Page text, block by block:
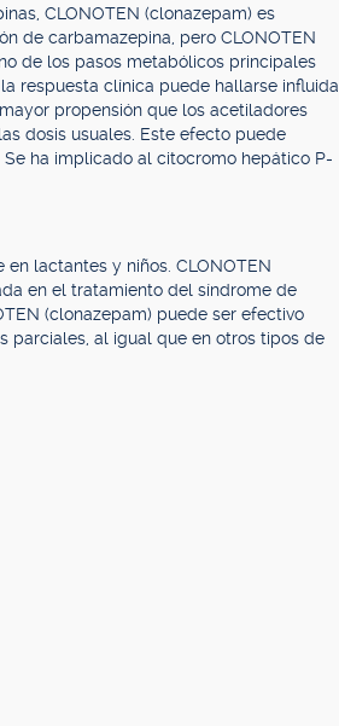
CLONOTEN (clonazepam) es
de carbamazepina, pero CLONOTEN
de los pasos metabólicos principales
respuesta clínica puede hallarse influida
propensión que los acetiladores
dosis usuales. Este efecto puede
ha implicado al citocromo hepático P-
lactantes y niños. CLONOTEN
en el tratamiento del síndrome de
(clonazepam) puede ser efectivo
parciales, al igual que en otros tipos de